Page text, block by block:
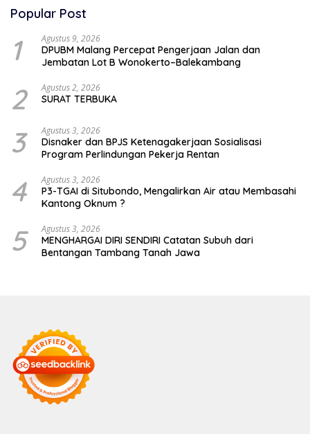
Popular Post
1 Agustus 9, 2026
DPUBM Malang Percepat Pengerjaan Jalan dan
Jembatan Lot B Wonokerto–Balekambang
2 Agustus 2, 2026
SURAT TERBUKA
3 Agustus 3, 2026
Disnaker dan BPJS Ketenagakerjaan Sosialisasi
Program Perlindungan Pekerja Rentan
4 Agustus 3, 2026
P3-TGAI di Situbondo, Mengalirkan Air atau Membasahi
Kantong Oknum ?
5 Agustus 3, 2026
MENGHARGAI DIRI SENDIRI Catatan Subuh dari
Bentangan Tambang Tanah Jawa